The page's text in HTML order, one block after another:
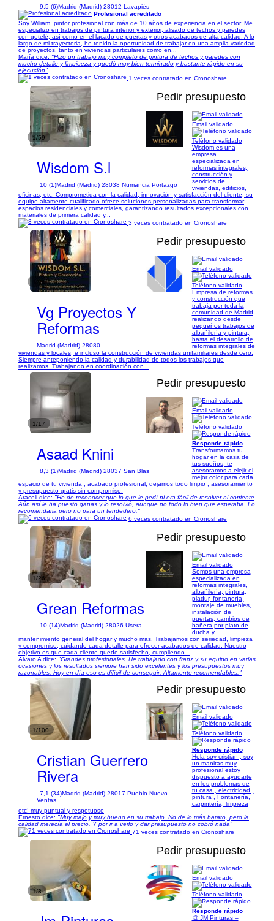
9,5 (6)Madrid (Madrid) 28012 Lavapiés
Profesional acreditado
Soy William, pintor profesional con más de 10 años de experiencia en el sector. Me
especializo en trabajos de pintura interior y exterior, alisado de techos y paredes
con gotelé, así como en el lacado de puertas y otros acabados de alta calidad. A lo
largo de mi trayectoria, he tenido la oportunidad de trabajar en una amplia variedad
de proyectos, tanto en viviendas particulares como en...
María dice: "Hizo un trabajo muy completo de pintura de techos y paredes con
mucho detalle y limpioeza y quedó muy bien terminado y bastante rápido en su
ejecución"
1 veces contratado en Cronoshare
1/59
Pedir presupuesto
Wisdom S.l
10 (1)Madrid (Madrid) 28038 Numancia Portazgo
Email validado
Teléfono validado
Wisdom es una
empresa
especializada en
reformas integrales,
construcción y
servicios de,
viviendas, edificios,
oficinas, etc. Comprometida con la calidad, innovación y satisfacción del cliente, su
equipo altamente cualificado ofrece soluciones personalizadas para transformar
espacios residenciales y comerciales, garantizando resultados excepcionales con
materiales de primera calidad y...
3 veces contratado en Cronoshare
1/54
Pedir presupuesto
Vg Proyectos Y
Reformas
Madrid (Madrid) 28080
Email validado
Teléfono validado
Empresa de reformas
y construcción que
trabaja por toda la
comunidad de Madrid
realizando desde
pequeños trabajos de
albañilería y pintura,
hasta el desarrollo de
reformas integrales de
viviendas y locales, e incluso la construcción de viviendas unifamiliares desde cero.
Siempre anteponiendo la calidad y durabilidad de todos los trabajos que
realizamos. Trabajando en coordinación con...
1/17
Pedir presupuesto
Asaad Knini
8,3 (1)Madrid (Madrid) 28037 San Blas
Email validado
Teléfono validado
Responde rápido
Transformamos tu
hogar en la casa de
tus sueños, te
asesoramos a elejir el
mejor color para cada
espacio de tu vivienda , acabado profesional, dejamos todo limpio , asesoramiento
y presupuesto gratis sin compromiso.
Araceli dice: "He de reconocer que lo que le pedí ni era fácil de resolver ni corriente
Aún así le ha puesto ganas y lo resolvió, aunque no todo lo bien que esperaba. Lo
recomendaria pero no para un tendedero."
6 veces contratado en Cronoshare
1/26
Pedir presupuesto
Grean Reformas
10 (14)Madrid (Madrid) 28026 Usera
Email validado
Somos una empresa
especializada en
reformas integrales,
albañilería, pintura,
pladur, fontanería,
montaje de muebles,
instalación de
puertas, cambios de
bañera por plato de
ducha y
mantenimiento general del hogar y mucho mas. Trabajamos con seriedad, limpieza
y compromiso, cuidando cada detalle para ofrecer acabados de calidad. Nuestro
objetivo es que cada cliente quede satisfecho, cumpliendo...
Alvaro A dice: "Grandes profesionales. He trabajado con franz y su equipo en varias
ocasiones y los resultados siempre han sido excelentes y los presupuestos muy
razonables. Hoy en día eso es difícil de conseguir. Altamente recomendables."
1/100
Pedir presupuesto
Cristian Guerrero
Rivera
7,1 (34)Madrid (Madrid) 28017 Pueblo Nuevo
Ventas
Email validado
Teléfono validado
Responde rápido
Hola soy cristian , soy
un manitas muy
profesional estoy
dispuesto a ayudarte
en los problemas de
tu casa , electricidad ,
pintura , Fontanería,
carpintería, limpieza
etc! muy puntual y respetuoso
Ernesto dice: "Muy majo y muy bueno en su trabajo. No de lo más barato, pero la
calidad merecía el precio. Y por ir a verlo y dar presupuesto no cobró nada"
71 veces contratado en Cronoshare
1/3
Pedir presupuesto
Email validado
Teléfono validado
Responde rápido
🎨 JM Pinturas –